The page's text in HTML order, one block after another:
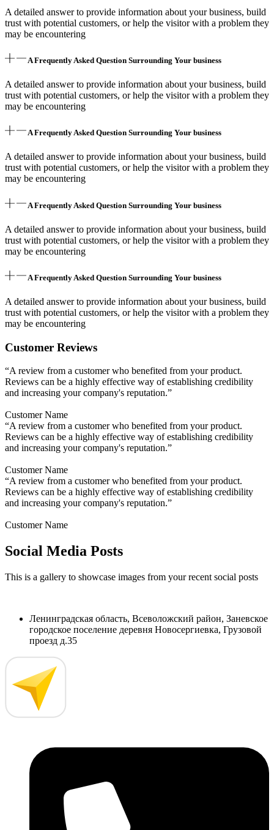
A detailed answer to provide information about your business, build
trust with potential customers, or help the visitor with a problem they
may be encountering
A Frequently Asked Question Surrounding Your business
A detailed answer to provide information about your business, build
trust with potential customers, or help the visitor with a problem they
may be encountering
A Frequently Asked Question Surrounding Your business
A detailed answer to provide information about your business, build
trust with potential customers, or help the visitor with a problem they
may be encountering
A Frequently Asked Question Surrounding Your business
A detailed answer to provide information about your business, build
trust with potential customers, or help the visitor with a problem they
may be encountering
A Frequently Asked Question Surrounding Your business
A detailed answer to provide information about your business, build
trust with potential customers, or help the visitor with a problem they
may be encountering
Customer Reviews
“A review from a customer who benefited from your product.
Reviews can be a highly effective way of establishing credibility
and increasing your company's reputation.”
Customer Name
“A review from a customer who benefited from your product.
Reviews can be a highly effective way of establishing credibility
and increasing your company's reputation.”
Customer Name
“A review from a customer who benefited from your product.
Reviews can be a highly effective way of establishing credibility
and increasing your company's reputation.”
Customer Name
Social Media Posts
This is a gallery to showcase images from your recent social posts
Ленинградская область, Всеволожский район, Заневское
городское поселение деревня Новосергиевка, Грузовой
проезд д.35